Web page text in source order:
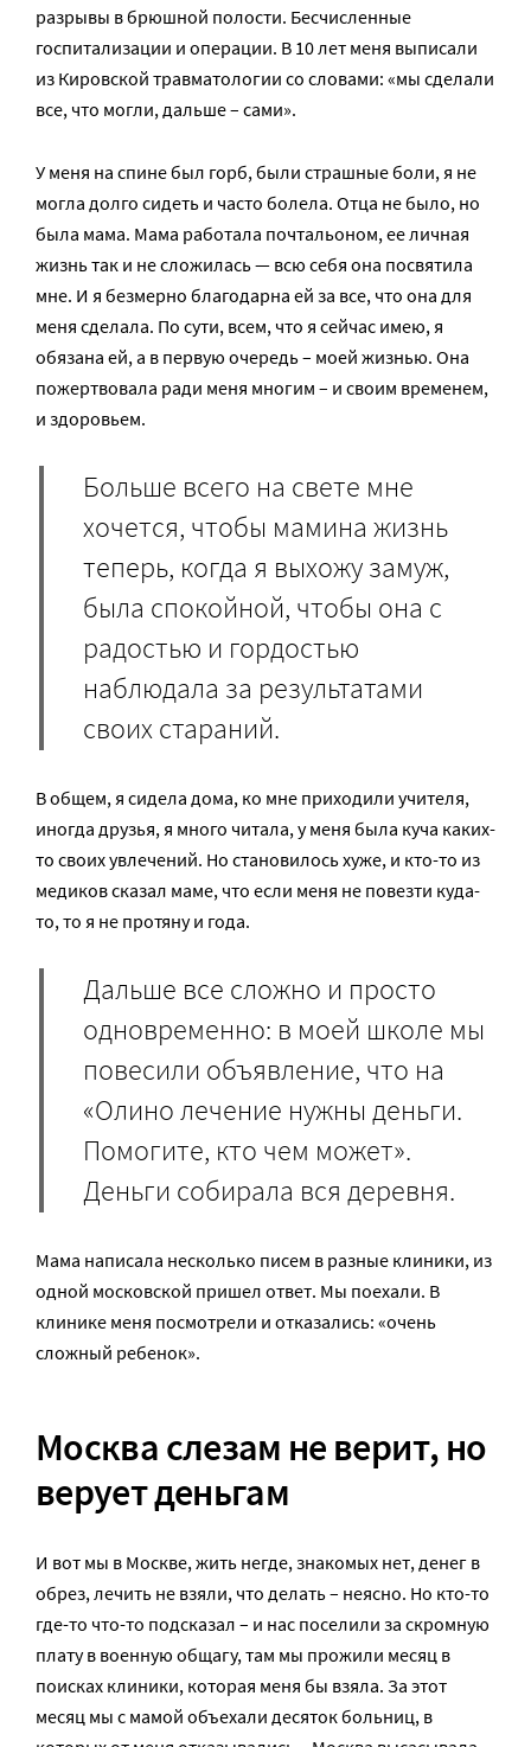
разрывы в брюшной полости. Бесчисленные
госпитализации и операции. В 10 лет меня выписали
из Кировской травматологии со словами: «мы сделали
все, что могли, дальше – сами».
У меня на спине был горб, были страшные боли, я не
могла долго сидеть и часто болела. Отца не было, но
была мама. Мама работала почтальоном, ее личная
жизнь так и не сложилась — всю себя она посвятила
мне. И я безмерно благодарна ей за все, что она для
меня сделала. По сути, всем, что я сейчас имею, я
обязана ей, а в первую очередь – моей жизнью. Она
пожертвовала ради меня многим – и своим временем,
и здоровьем.
Больше всего на свете мне
хочется, чтобы мамина жизнь
теперь, когда я выхожу замуж,
была спокойной, чтобы она с
радостью и гордостью
наблюдала за результатами
своих стараний.
В общем, я сидела дома, ко мне приходили учителя,
иногда друзья, я много читала, у меня была куча каких-
то своих увлечений. Но становилось хуже, и кто-то из
медиков сказал маме, что если меня не повезти куда-
то, то я не протяну и года.
Дальше все сложно и просто
одновременно: в моей школе мы
повесили объявление, что на
«Олино лечение нужны деньги.
Помогите, кто чем может».
Деньги собирала вся деревня.
Мама написала несколько писем в разные клиники, из
одной московской пришел ответ. Мы поехали. В
клинике меня посмотрели и отказались: «очень
сложный ребенок».
Москва слезам не верит, но
верует деньгам
И вот мы в Москве, жить негде, знакомых нет, денег в
обрез, лечить не взяли, что делать – неясно. Но кто-то
где-то что-то подсказал – и нас поселили за скромную
плату в военную общагу, там мы прожили месяц в
поисках клиники, которая меня бы взяла. За этот
месяц мы с мамой объехали десяток больниц, в